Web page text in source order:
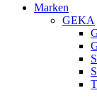
Marken
GEKA